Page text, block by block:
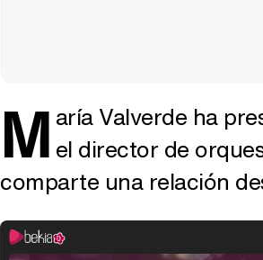
M aría Valverde ha
el director de
comparte una relación